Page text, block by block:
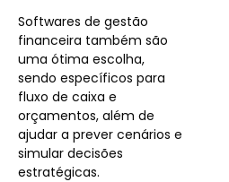
Softwares de gestão
financeira também são
uma ótima escolha,
sendo específicos para
fluxo de caixa e
orçamentos, além de
ajudar a prever cenários e
simular decisões
estratégicas.